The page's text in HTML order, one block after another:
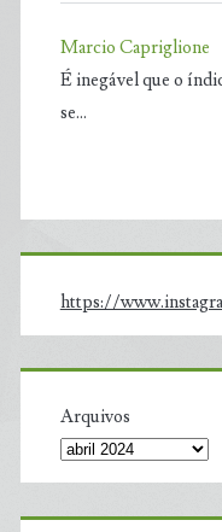
Marcio Capriglione
É inegável que o
se…
https://
Arquivos